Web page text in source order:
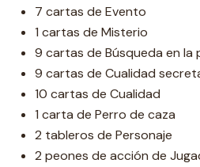
7 cartas de Evento
1 cartas de Misterio
9 cartas de Búsqueda en la
9 cartas de Cualidad
10 cartas de Cualidad
1 carta de Perro de caza
2 tableros de Personaje
2 peones de acción de